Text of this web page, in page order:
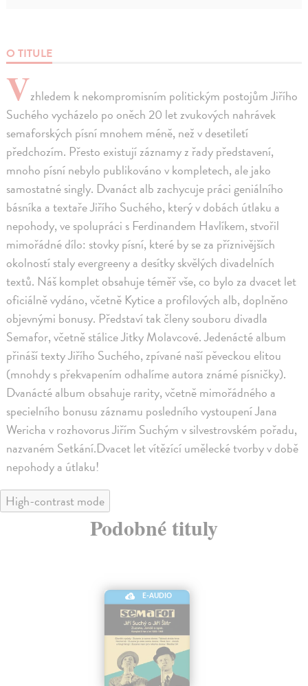
O TITULE
Vzhledem k nekompromisním politickým postojům Jiřího
Suchého vycházelo po oněch 20 let zvukových nahrávek
semaforských písní mnohem méně, než v desetiletí
předchozím. Přesto existují záznamy z řady představení,
mnoho písní nebylo publikováno v kompletech, ale jako
samostatné singly. Dvanáct alb zachycuje práci geniálního
básníka a textaře Jiřího Suchého, který v dobách útlaku a
nepohody, ve spolupráci s Ferdinandem Havlíkem, stvořil
mimořádné dílo: stovky písní, které by se za příznivějších
okolností staly evergreeny a desítky skvělých divadelních
textů. Náš komplet obsahuje téměř vše, co bylo za dvacet let
oficiálně vydáno, včetně Kytice a profilových alb, doplněno
objevnými bonusy. Představí tak členy souboru divadla
Semafor, včetně stálice Jitky Molavcové. Jedenácté album
přináší texty Jiřího Suchého, zpívané naší pěveckou elitou
(mnohdy s překvapením odhalíme autora známé písničky).
Dvanácté album obsahuje rarity, včetně mimořádného a
specielního bonusu záznamu posledního vystoupení Jana
Wericha v rozhovorus Jiřím Suchým v silvestrovském pořadu,
nazvaném Setkání.Dvacet let vítězící umělecké tvorby v době
nepohody a útlaku!
High-contrast mode
Podobné tituly
E-AUDIO